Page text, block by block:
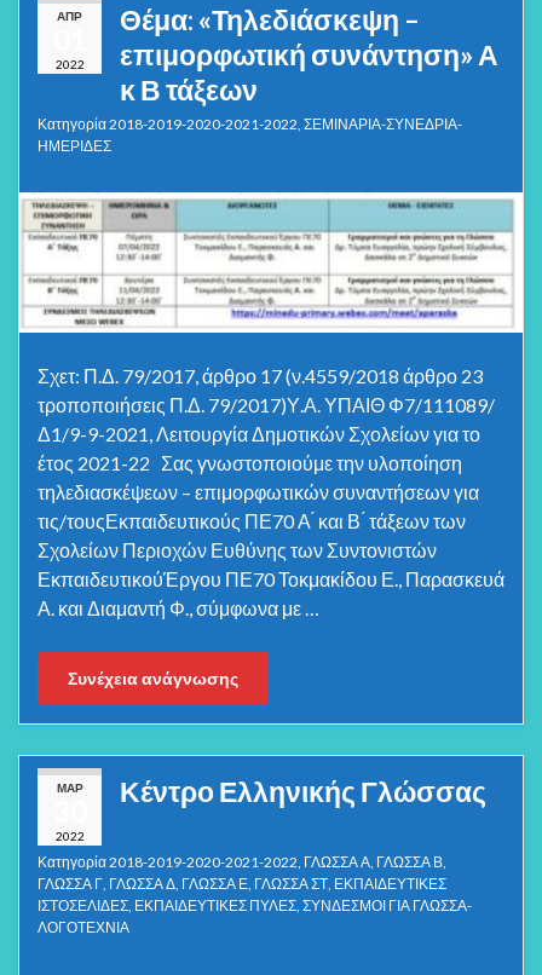
ΑΠΡ
2022
Θέμα: «Τηλεδιάσκεψη –
επιμορφωτική συνάντηση» Α
κ Β τάξεων
Κατηγορία2018-2019-2020-2021-2022 ΣΕΜΙΝΑΡΙΑ-ΣΥΝΕΔΡΙΑ-
ΗΜΕΡΙΔΕΣ
Σχετ: Π.Δ. 79/2017, άρθρο 17 (ν.4559/2018 άρθρο 23
τροποποιήσεις Π.Δ. 79/2017)Υ.Α. ΥΠΑΙΘ Φ7/111089/
Δ1/9-9-2021, Λειτουργία Δημοτικών Σχολείων για το
έτος 2021-22 Σας γνωστοποιούμε την υλοποίηση
τηλεδιασκέψεων – επιμορφωτικών συναντήσεων για
τις/τουςΕκπαιδευτικούς ΠΕ70 Α ́ και Β ́ τάξεων των
Σχολείων Περιοχών Ευθύνης των Συντονιστών
ΕκπαιδευτικούΈργου ΠΕ70 Τοκμακίδου Ε., Παρασκευά
Α. και Διαμαντή Φ., σύμφωνα με …
Συνέχεια ανάγνωσης
ΜΑΡ
2022
Κέντρο Ελληνικής Γλώσσας
Κατηγορία2018-2019-2020-2021-2022, ΓΛΩΣΣΑ Α, ΓΛΩΣΣΑ Β,
ΓΛΩΣΣΑ Γ, ΓΛΩΣΣΑ Δ, ΓΛΩΣΣΑ Ε, ΓΛΩΣΣΑ ΣΤ, ΕΚΠΑΙΔΕΥΤΙΚΕΣ
ΙΣΤΟΣΕΛΙΔΕΣ, ΕΚΠΑΙΔΕΥΤΙΚΕΣ ΠΥΛΕΣ, ΣΥΝΔΕΣΜΟΙ ΓΙΑ ΓΛΩΣΣΑ-
ΛΟΓΟΤΕΧΝΙΑ